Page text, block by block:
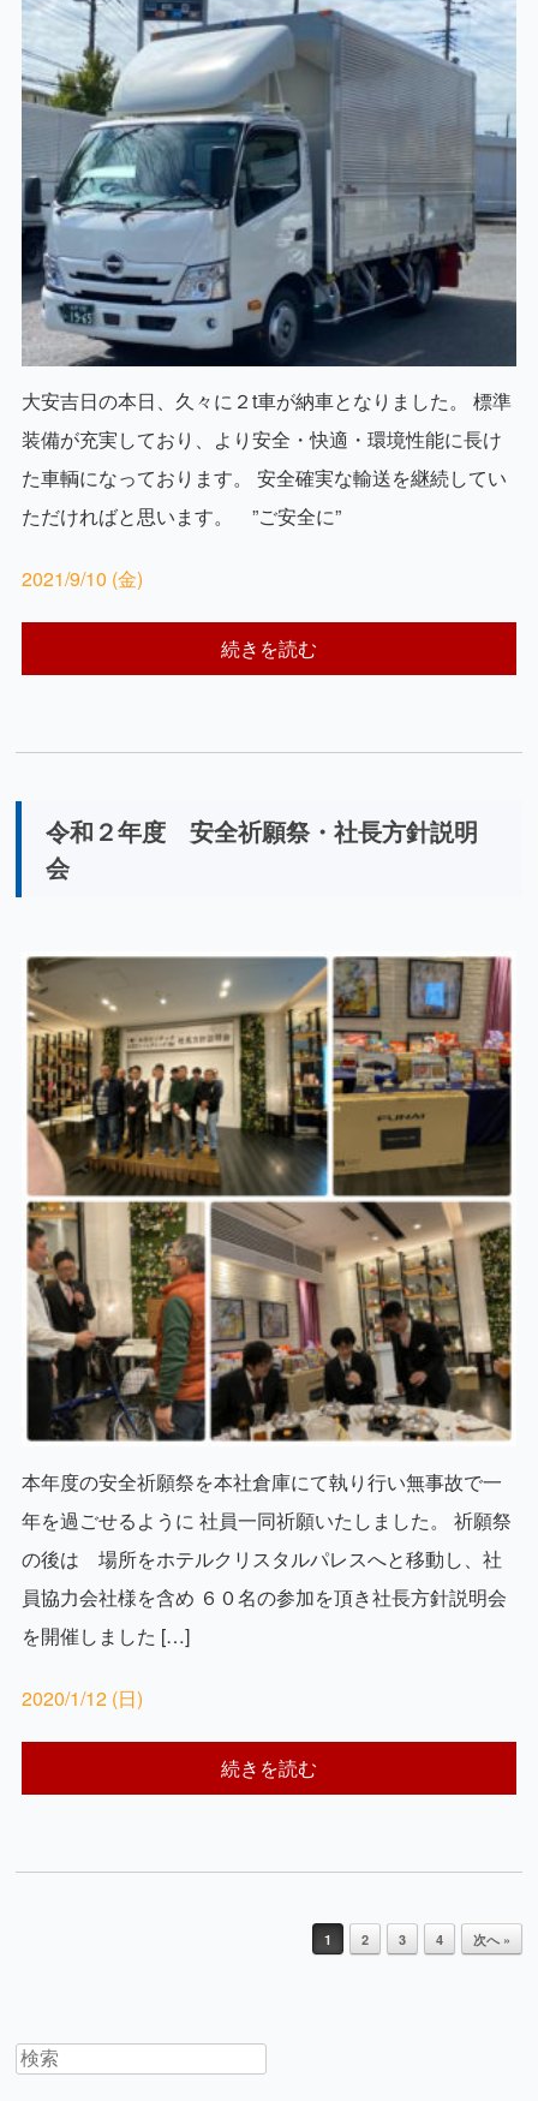
大安吉日の本日、久々に２t車が納車となりました。 標準
装備が充実しており、より安全・快適・環境性能に長け
た車輌になっております。 安全確実な輸送を継続してい
ただければと思います。 ”ご安全に”
2021/9/10 (金)
続きを読む
令和２年度 安全祈願祭・社長方針説明
会
本年度の安全祈願祭を本社倉庫にて執り行い無事故で一
年を過ごせるように 社員一同祈願いたしました。 祈願祭
の後は 場所をホテルクリスタルパレスへと移動し、社
員協力会社様を含め ６０名の参加を頂き社長方針説明会
を開催しました […]
2020/1/12 (日)
続きを読む
1 2 3 4 次へ »